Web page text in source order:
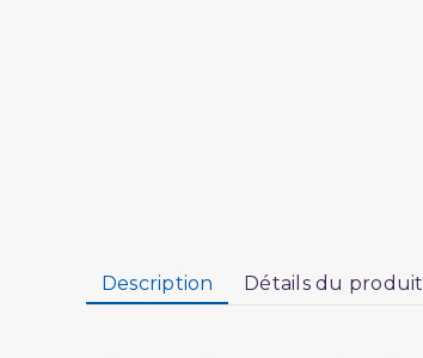
Description Détails du produit